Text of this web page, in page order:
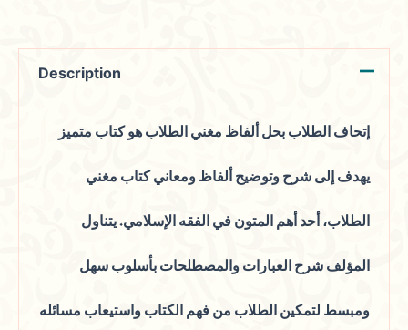
Description
إتحاف الطلاب بحل ألفاظ مغني الطلاب هو كتاب متميز
يهدف إلى شرح وتوضيح ألفاظ ومعاني كتاب مغني
الطلاب، أحد أهم المتون في الفقه الإسلامي. يتناول
المؤلف شرح العبارات والمصطلحات بأسلوب سهل
ومبسط لتمكين الطلاب من فهم الكتاب واستيعاب مسائله